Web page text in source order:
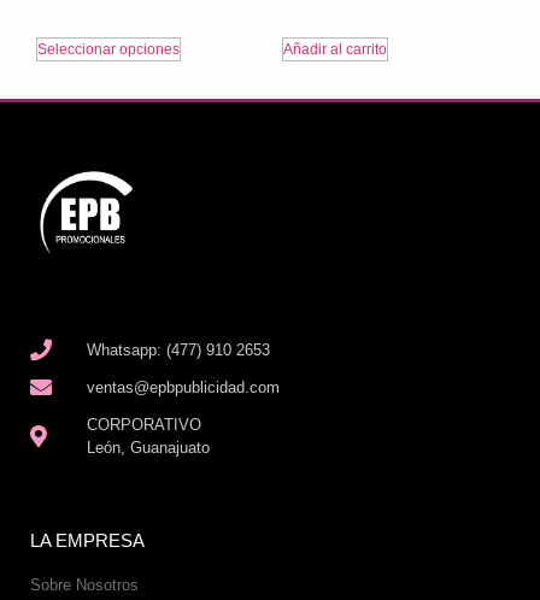
Seleccionar opciones Añadir al carrito
Whatsapp: (477) 910 2653
ventas@epbpublicidad.com
CORPORATIVO
León, Guanajuato
LA EMPRESA
Sobre Nosotros